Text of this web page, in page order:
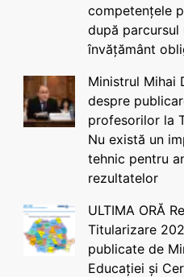
competențele
după parcursul
învățământ
Ministrul Mihai
despre
profesorilor la
Nu există un
tehnic pentru
rezultatelor
ULTIMA ORĂ
Titularizare
publicate de
Educației și